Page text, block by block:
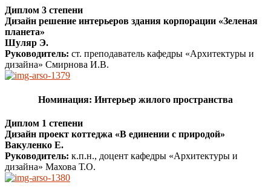
Диплом 3 степени
Дизайн решение интерьеров здания корпорации «Зеленая
планета»
Шуляр Э.
Руководитель: ст. преподаватель кафедры «Архитектуры и
дизайна» Смирнова И.В.
Номинация: Интерьер жилого пространства
Диплом 1 степени
Дизайн проект коттеджа «В единении с природой»
Вакуленко Е.
Руководитель: к.п.н., доцент кафедры «Архитектуры и
дизайна» Махова Т.О.